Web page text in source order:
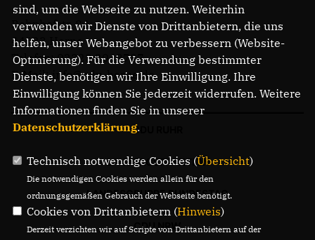
Bahnhofstr. 84
44623 Herne
Telefon: 02323 2043737
E-Mail: info@cdu-herne.de
CDU RUHR
LANDTAGSFRAKTION
LANDESGRUPPE BUNDESTAG
CDU NRW
sind, um die Webseite zu nutzen. Weiterhin
verwenden wir Dienste von Drittanbietern, die uns
helfen, unser Webangebot zu verbessern (Website-
Optmierung). Für die Verwendung bestimmter
Dienste, benötigen wir Ihre Einwilligung. Ihre
Einwilligung können Sie jederzeit widerrufen. Weitere
Informationen finden Sie in unserer
Datenschutzerklärung.
Technisch notwendige Cookies (Übersicht)
Die notwendigen Cookies werden allein für den
ordnungsgemäßen Gebrauch der Webseite benötigt.
Cookies von Drittanbietern (Hinweis)
Derzeit verzichten wir auf Scripte von Drittanbietern auf der